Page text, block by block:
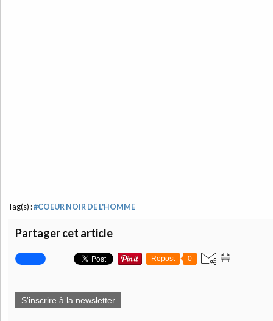
Tag(s) :#COEUR NOIR DE L'HOMME
Partager cet article
Repost 0
S'inscrire à la newsletter